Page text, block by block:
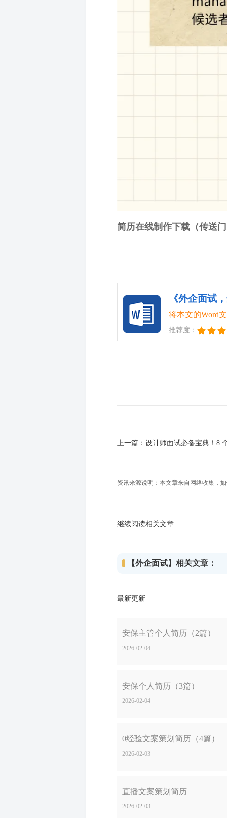
简历在线制作下载（传送
将本文的Word
推荐度：
上一篇： 设计师面试必备宝典！8
资讯来源说明：本文章来自网络收集，
继续阅读相关文章
【外企面试】相关文章：
最新更新
安保主管个人简历（2篇）
2026-02-04
安保个人简历（3篇）
2026-02-04
0经验文案策划简历（4篇）
2026-02-03
直播文案策划简历
2026-02-03